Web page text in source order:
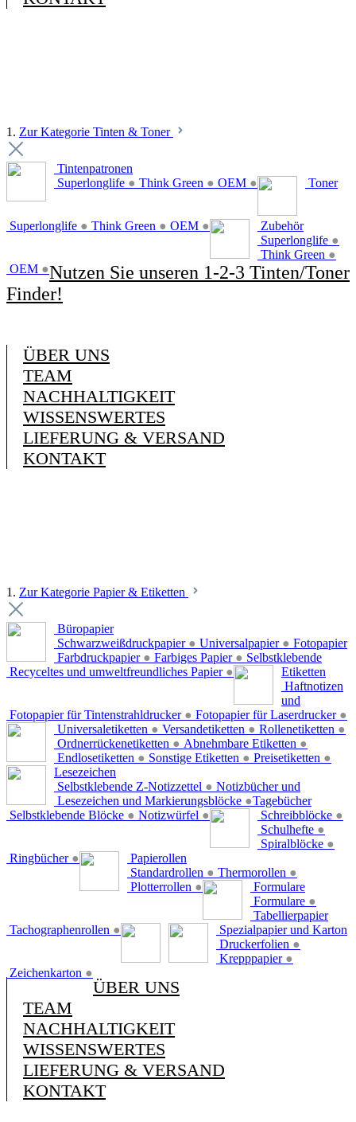
1. Zur Kategorie Tinten & Toner
Tintenpatronen
Superlonglife ● Think Green ● OEM ● Toner
Superlonglife ● Think Green ● OEM ●
Zubehör
Superlonglife ●
Think Green ●
OEM ●Nutzen Sie unseren 1-2-3 Tinten/Toner
Finder!
ÜBER UNS
TEAM
NACHHALTIGKEIT
WISSENSWERTES
LIEFERUNG & VERSAND
KONTAKT
1. Zur Kategorie Papier & Etiketten
Büropapier
Schwarzweißdruckpapier ● Universalpapier ●
Farbdruckpapier ● Farbiges Papier ●
Recyceltes und umweltfreundliches Papier ●
Fotopapier
Fotopapier für Tintenstrahldrucker ● Fotopapier für Laserdrucker ●
Selbstklebende
Etiketten
Universaletiketten ● Versandetiketten ● Rollenetiketten ●
Ordnerrückenetiketten ● Abnehmbare Etiketten ●
Endlosetiketten ● Sonstige Etiketten ● Preisetiketten ●
Haftnotizen
und
Lesezeichen
Selbstklebende Z-Notizzettel ●
Lesezeichen und Markierungsblöcke ●
Selbstklebende Blöcke ● Notizwürfel ●
Notizbücher und
Tagebücher
Schreibblöcke ●
Schulhefte ●
Spiralblöcke ●
Ringbücher ●
Papierollen
Standardrollen ● Thermorollen ●
Plotterrollen ●
Formulare
Formulare ●
Tachographenrollen ●
Tabellierpapier
Spezialpapier und Karton
Druckerfolien ●
Krepppapier ●
Zeichenkarton ●
ÜBER UNS
TEAM
NACHHALTIGKEIT
WISSENSWERTES
LIEFERUNG & VERSAND
KONTAKT